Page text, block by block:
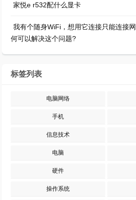
家悦e r532配什么显卡
我有个随身WiFi，想用它连接只能连接
何可以解决这个问题?
标签列表
电脑网络
手机
信息技术
电脑
硬件
操作系统